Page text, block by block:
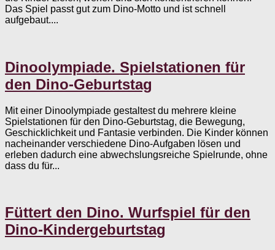
Das Spiel passt gut zum Dino-Motto und ist schnell
aufgebaut....
Dinoolympiade. Spielstationen für
den Dino-Geburtstag
Mit einer Dinoolympiade gestaltest du mehrere kleine
Spielstationen für den Dino-Geburtstag, die Bewegung,
Geschicklichkeit und Fantasie verbinden. Die Kinder können
nacheinander verschiedene Dino-Aufgaben lösen und
erleben dadurch eine abwechslungsreiche Spielrunde, ohne
dass du für...
Füttert den Dino. Wurfspiel für den
Dino-Kindergeburtstag